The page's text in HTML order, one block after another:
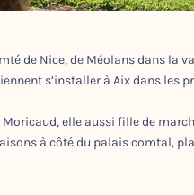
de Nice, de Méolans dans la
s’installer à Aix dans les
elle aussi fille de
à côté du palais comtal,